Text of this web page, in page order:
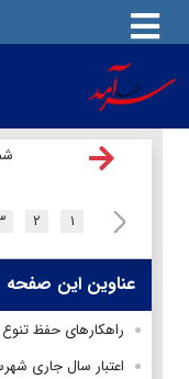
۱ ۲
عناوین این صفحه
راهکارهای حفظ
اعتبار سال جاری شهرستان